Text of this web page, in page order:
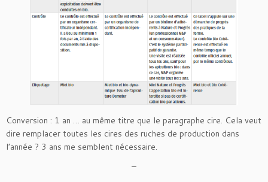
Conversion : 1 an … au même titre que le paragraphe cire. Cela veut
dire remplacer toutes les cires des ruches de production dans
l’année ? 3 ans me semblent nécessaire.
–